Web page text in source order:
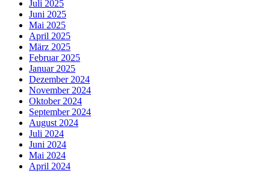
Juli 2025
Juni 2025
Mai 2025
April 2025
März 2025
Februar 2025
Januar 2025
Dezember 2024
November 2024
Oktober 2024
September 2024
August 2024
Juli 2024
Juni 2024
Mai 2024
April 2024